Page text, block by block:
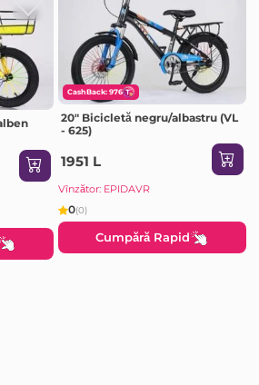
CashBack: 976
20" Bicicletă negru/albastru (VL
- 625)
1951 L
Vînzător: EPIDAVR
0(0)
Cumpără Rapid